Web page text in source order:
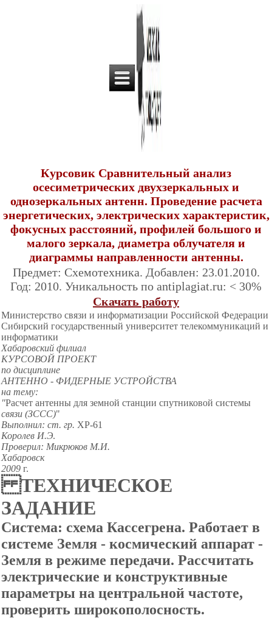
Курсовик Сравнительный анализ
осесиметрических двухзеркальных и
однозеркальных антенн. Проведение расчета
энергетических, электрических характеристик,
фокусных расстояний, профилей большого и
малого зеркала, диаметра облучателя и
диаграммы направленности антенны.
Предмет: Схемотехника. Добавлен: 23.01.2010.
Год: 2010. Уникальность по antiplagiat.ru: < 30%
Скачать работу
Министерство связи и информатизации Российской Федерации
Сибирский государственный университет телекоммуникаций и
информатики
Хабаровский филиал
КУРСОВОЙ ПРОЕКТ
по дисциплине
АНТЕННО - ФИДЕРНЫЕ УСТРОЙСТВА
на тему:
"Расчет антенны для земной станции спутниковой системы
связи (ЗССС)"
Выполнил: ст. гр. ХР-61
Королев И.Э.
Проверил: Микрюков М.И.
Хабаровск
2009 г.
ТЕХНИЧЕСКОЕ
ЗАДАНИЕ
Система: схема Кассегрена. Работает в
системе Земля - космический аппарат -
Земля в режиме передачи. Рассчитать
электрические и конструктивные
параметры на центральной частоте,
проверить широкополосность.